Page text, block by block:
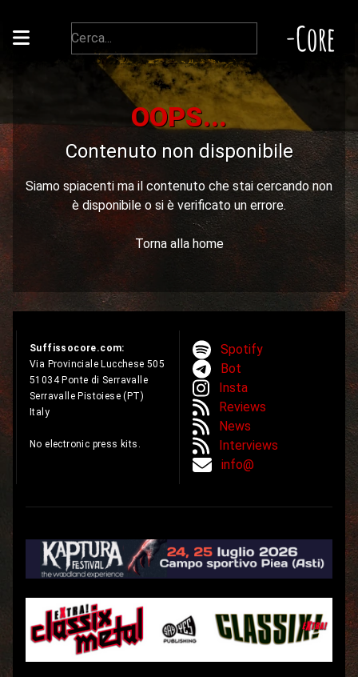
-Core
OOPS...
Contenuto non disponibile
Siamo spiacenti ma il contenuto che stai cercando non
è disponibile o si è verificato un errore.
Torna alla home
Suffissocore.com:
Via Provinciale Lucchese 505
51034 Ponte di Serravalle
Serravalle Pistoiese (PT)
Italy
No electronic press kits.
Spotify
Bot
Insta
Reviews
News
Interviews
info@